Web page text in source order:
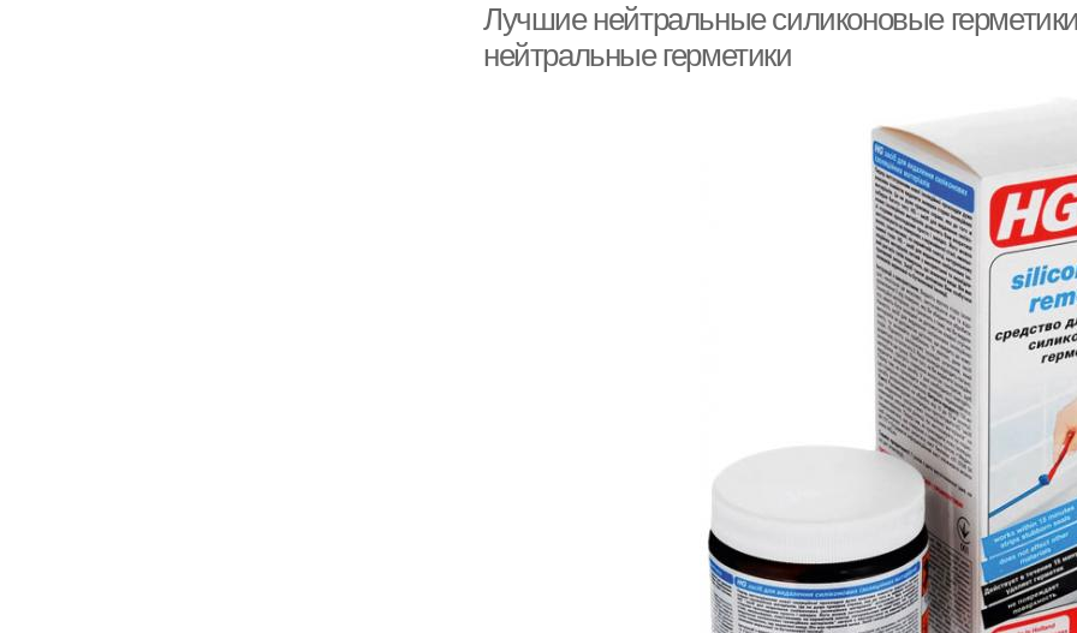
Лучшие нейтральные силиконовые
нейтральные герметики